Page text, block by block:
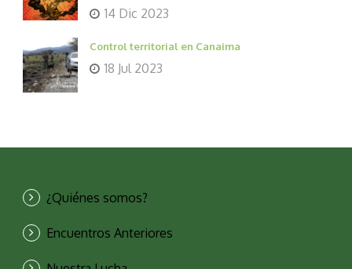
14 Dic 2023
Control territorial en Canaima
18 Jul 2023
¿Quiénes somos?
Encuentros Anteriores